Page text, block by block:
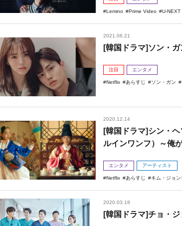
Lemino Prime Video U-NEXT
2021.06.21
[韓国ドラマ]ソン・
注目 エンタメ
Netflix あらすじ ソン・ガン
2020.12.14
[韓国ドラマ]シン・
ルインワンフ）～俺
エンタメ アーティスト
Netflix あらすじ キム・ジョン
2020.03.18
[韓国ドラマ]チョ・